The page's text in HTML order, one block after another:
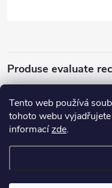
Tento web používá
tohoto webu
informacízde.
Produse evaluate
Apple iPhone SE
Drepturi de autor 2026